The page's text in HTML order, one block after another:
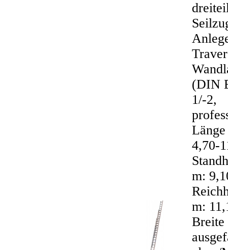
(DIN
1/-2,
4,70-
m:
m:
Breite